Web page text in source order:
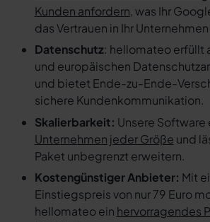
Kunden anfordern, was Ihr
das Vertrauen in Ihr
Datenschutz: hellomateo erfüllt
und europäischen
und bietet Ende-zu-Ende-
sichere Kundenkommunikation.
Skalierbarkeit: Unsere
Unternehmen jeder Größe und
Paket unbegrenzt erweitern.
Kostengünstiger Anbieter: Mit
Einstiegspreis von nur 79 Euro
hellomateo ein hervorragendes